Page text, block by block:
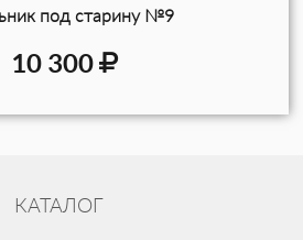
под старину №9
10 300
КАТАЛОГ